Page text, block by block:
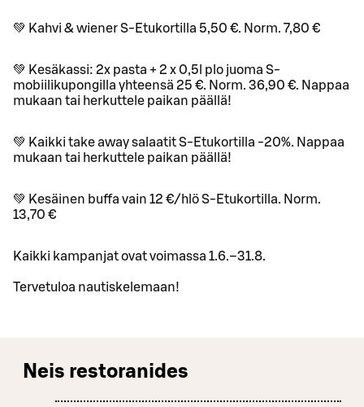
💚 Kahvi & wiener S-Etukortilla 5,50 €. Norm. 7,80 €
💚 Kesäkassi: 2x pasta + 2 x 0,5l plo juoma S-
mobiilikupongilla yhteensä 25 €. Norm. 36,90 €. Nappaa
mukaan tai herkuttele paikan päällä!
💚 Kaikki take away salaatit S-Etukortilla -20%. Nappaa
mukaan tai herkuttele paikan päällä!
💚 Kesäinen buffa vain 12 €/hlö S-Etukortilla. Norm.
13,70 €
Kaikki kampanjat ovat voimassa 1.6.–31.8.
Tervetuloa nautiskelemaan!
Neis restoranides